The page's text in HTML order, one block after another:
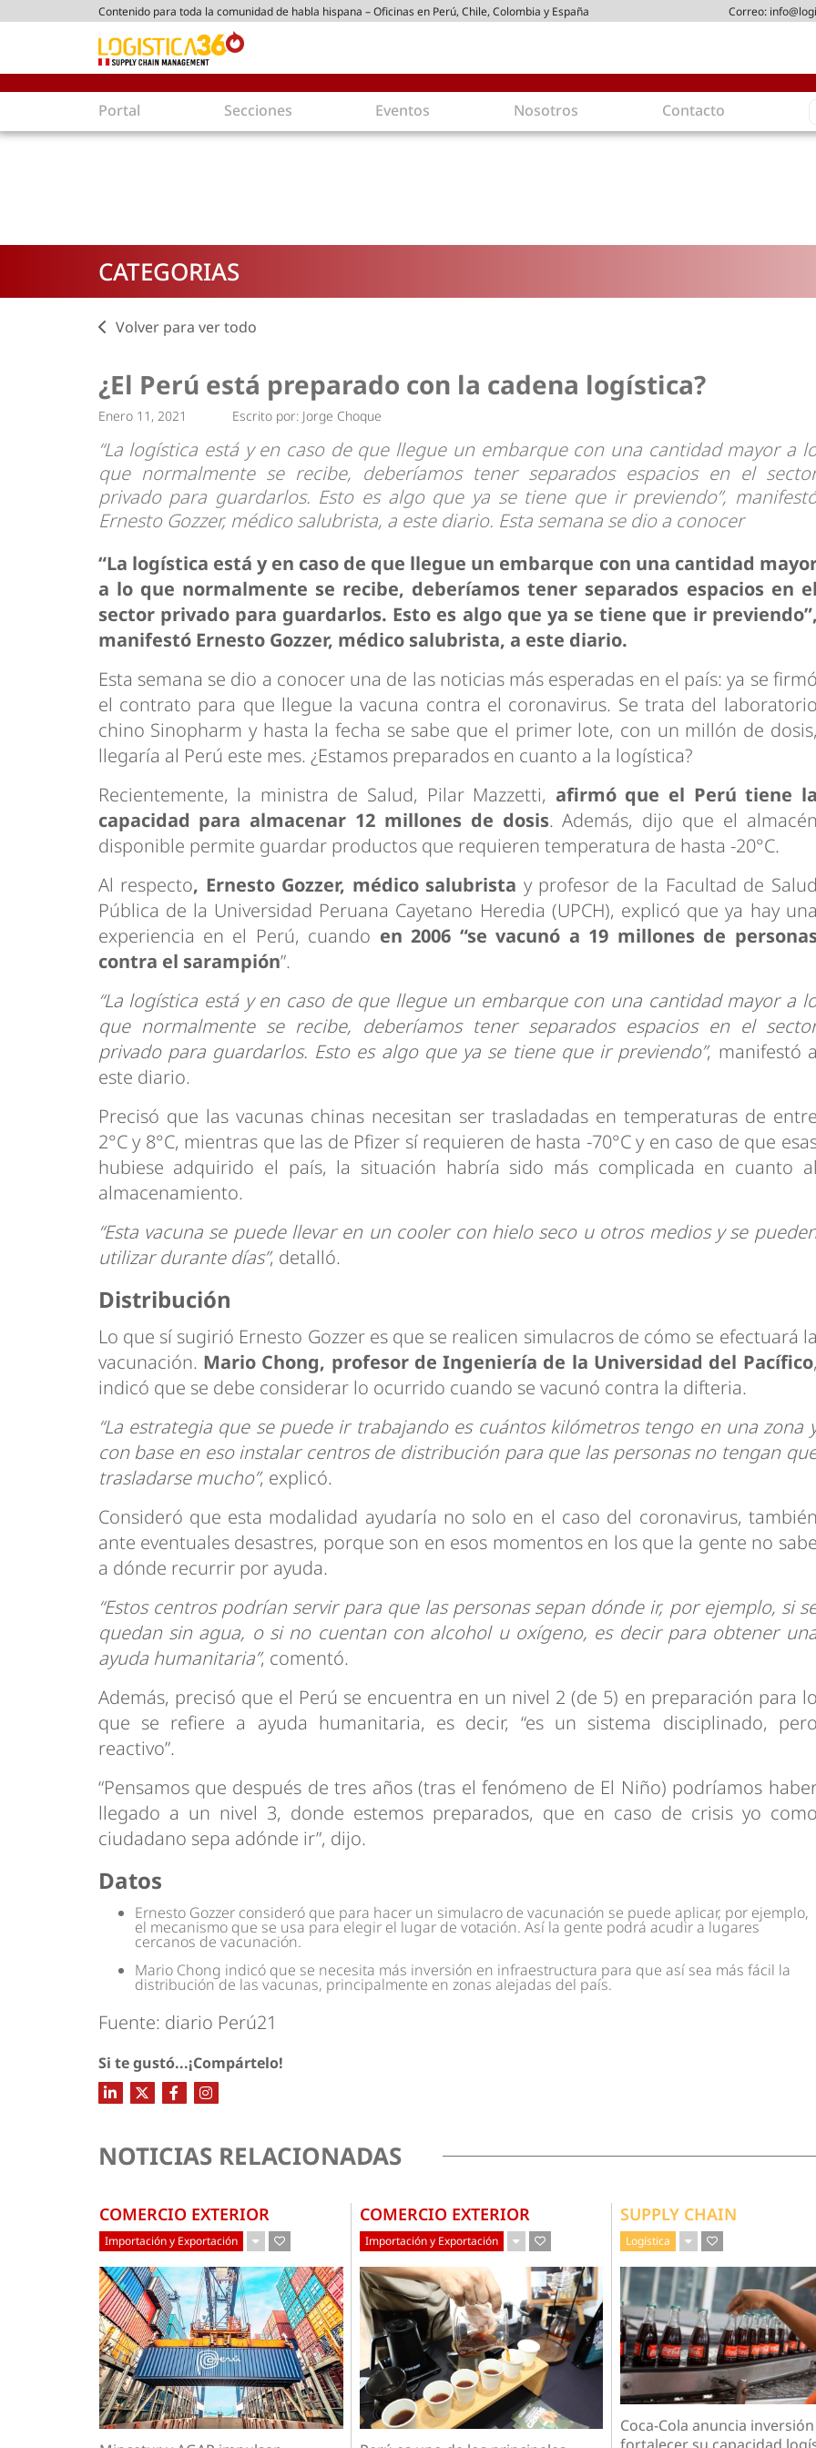
Contenido para toda la comunidad de habla hispana – Oficinas en Perú, Chile, Colombia y España Correo:
Portal Secciones
Comercio Exterior
Agentes de carga
Customer Experience
Tecnologías
Tendencias
Economía
Inversiones
Actualidad
Eventos Nosotros Contacto
CATEGORIAS
Volver para ver todo
¿El Perú está preparado con la cadena logística?
Enero 11, 2021 Escrito por:Jorge Choque
“La logística está y en caso de que llegue un embarque con una cantidad mayor a
que normalmente se recibe, deberíamos tener separados espacios en el
privado para guardarlos. Esto es algo que ya se tiene que ir previendo”,
Ernesto Gozzer, médico salubrista, a este diario. Esta semana se dio a conocer
“La logística está y en caso de que llegue un embarque con una cantidad
a lo que normalmente se recibe, deberíamos tener separados espacios en el
sector privado para guardarlos. Esto es algo que ya se tiene que ir previendo”,
manifestó Ernesto Gozzer, médico salubrista, a este diario.
Esta semana se dio a conocer una de las noticias más esperadas en el país: ya se firmó
el contrato para que llegue la vacuna contra el coronavirus. Se trata del laboratorio
chino Sinopharm y hasta la fecha se sabe que el primer lote, con un millón de dosis,
llegaría al Perú este mes. ¿Estamos preparados en cuanto a la logística?
Recientemente, la ministra de Salud, Pilar Mazzetti, afirmó que el Perú tiene la
capacidad para almacenar 12 millones de dosis. Además, dijo que el almacén
disponible permite guardar productos que requieren temperatura de hasta -20°C.
Al respecto, Ernesto Gozzer, médico salubrista y profesor de la Facultad de Salud
Pública de la Universidad Peruana Cayetano Heredia (UPCH), explicó que ya hay una
experiencia en el Perú, cuando en 2006 “se vacunó a 19 millones de
contra el sarampión”.
“La logística está y en caso de que llegue un embarque con una cantidad mayor a
que normalmente se recibe, deberíamos tener separados espacios en el
privado para guardarlos. Esto es algo que ya se tiene que ir previendo”, manifestó a
este diario.
Precisó que las vacunas chinas necesitan ser trasladadas en temperaturas de entre
2°C y 8°C, mientras que las de Pfizer sí requieren de hasta -70°C y en caso de que
hubiese adquirido el país, la situación habría sido más complicada en cuanto al
almacenamiento.
“Esta vacuna se puede llevar en un cooler con hielo seco u otros medios y se
utilizar durante días”, detalló.
Distribución
Lo que sí sugirió Ernesto Gozzer es que se realicen simulacros de cómo se efectuará la
vacunación. Mario Chong, profesor de Ingeniería de la Universidad del Pacífico,
indicó que se debe considerar lo ocurrido cuando se vacunó contra la difteria.
“La estrategia que se puede ir trabajando es cuántos kilómetros tengo en una zona
con base en eso instalar centros de distribución para que las personas no tengan
trasladarse mucho”, explicó.
Consideró que esta modalidad ayudaría no solo en el caso del coronavirus, también
ante eventuales desastres, porque son en esos momentos en los que la gente no sabe
a dónde recurrir por ayuda.
“Estos centros podrían servir para que las personas sepan dónde ir, por ejemplo, si
quedan sin agua, o si no cuentan con alcohol u oxígeno, es decir para obtener
ayuda humanitaria”, comentó.
Además, precisó que el Perú se encuentra en un nivel 2 (de 5) en preparación para lo
que se refiere a ayuda humanitaria, es decir, “es un sistema disciplinado, pero
reactivo”.
“Pensamos que después de tres años (tras el fenómeno de El Niño) podríamos
llegado a un nivel 3, donde estemos preparados, que en caso de crisis yo como
ciudadano sepa adónde ir”, dijo.
Datos
Ernesto Gozzer consideró que para hacer un simulacro de vacunación se puede aplicar, por ejemplo,
el mecanismo que se usa para elegir el lugar de votación. Así la gente podrá acudir a lugares
cercanos de vacunación.
Mario Chong indicó que se necesita más inversión en infraestructura para que así sea más fácil la
distribución de las vacunas, principalmente en zonas alejadas del país.
Fuente: diario Perú21
Si te gustó...¡Compártelo!
NOTICIAS RELACIONADAS
COMERCIO EXTERIOR
Importación y Exportación
COMERCIO EXTERIOR
Importación y Exportación
SUPPLY CHAIN
Logística
Coca-Cola anuncia